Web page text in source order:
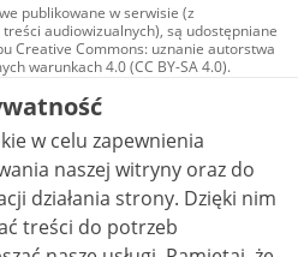
publikowane w serwisie (z
treści audiowizualnych), są udostępniane
Creative Commons: uznanie autorstwa
warunkach 4.0 (CC BY-SA 4.0).
w tym zdjęcia, materiały
są udostępniane na licencji typu
uznanie autorstwa użycie
- bez utworów zależnych 4.0 (CC BY-
ile nie jest to stwierdzone inaczej.
w celu zapewnienia
naszej witryny oraz do
strony. Dzięki nim
treści do potrzeb